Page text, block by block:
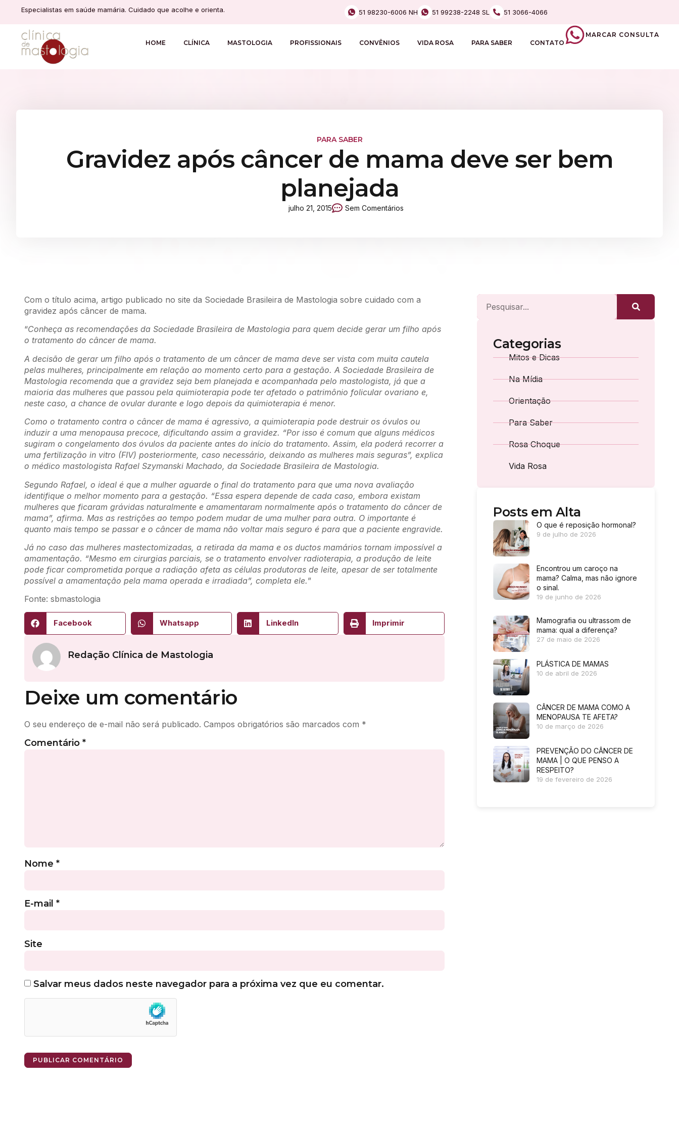
Especialistas em saúde mamária. Cuidado que acolhe e orienta. 51 98230-6006 NH 51 99238-2248 SL 51 3066-4066
HOME CLÍNICA MASTOLOGIA PROFISSIONAIS CONVÊNIOS VIDA ROSA PARA SABER CONTATO
MARCAR CONSULTA
PARA SABER
Gravidez após câncer de mama deve ser bem
planejada
julho 21, 2015 Sem Comentários
Com o título acima, artigo publicado no site da Sociedade Brasileira de Mastologia sobre cuidado com a
gravidez após câncer de mama.
“Conheça as recomendações da Sociedade Brasileira de Mastologia para quem decide gerar um filho após
o tratamento do câncer de mama.
A decisão de gerar um filho após o tratamento de um câncer de mama deve ser vista com muita cautela
pelas mulheres, principalmente em relação ao momento certo para a gestação. A Sociedade Brasileira de
Mastologia recomenda que a gravidez seja bem planejada e acompanhada pelo mastologista, já que a
maioria das mulheres que passou pela quimioterapia pode ter afetado o patrimônio folicular ovariano e,
neste caso, a chance de ovular durante e logo depois da quimioterapia é menor.
Como o tratamento contra o câncer de mama é agressivo, a quimioterapia pode destruir os óvulos ou
induzir a uma menopausa precoce, dificultando assim a gravidez. “Por isso é comum que alguns médicos
sugiram o congelamento dos óvulos da paciente antes do início do tratamento. Assim, ela poderá recorrer a
uma fertilização in vitro (FIV) posteriormente, caso necessário, deixando as mulheres mais seguras”, explica
o médico mastologista Rafael Szymanski Machado, da Sociedade Brasileira de Mastologia.
Segundo Rafael, o ideal é que a mulher aguarde o final do tratamento para que uma nova avaliação
identifique o melhor momento para a gestação. “Essa espera depende de cada caso, embora existam
mulheres que ficaram grávidas naturalmente e amamentaram normalmente após o tratamento do câncer de
mama”, afirma. Mas as restrições ao tempo podem mudar de uma mulher para outra. O importante é
quanto mais tempo se passar e o câncer de mama não voltar mais seguro é para que a paciente engravide.
Já no caso das mulheres mastectomizadas, a retirada da mama e os ductos mamários tornam impossível a
amamentação. “Mesmo em cirurgias parciais, se o tratamento envolver radioterapia, a produção de leite
pode ficar comprometida porque a radiação afeta as células produtoras de leite, apesar de ser totalmente
possível a amamentação pela mama operada e irradiada”, completa ele.”
Fonte: sbmastologia
Facebook Whatsapp LinkedIn Imprimir
Redação Clínica de Mastologia
Deixe um comentário
O seu endereço de e-mail não será publicado. Campos obrigatórios são marcados com *
Comentário *
Nome *
E-mail *
Site
Salvar meus dados neste navegador para a próxima vez que eu comentar.
Categorias
Mitos e Dicas
Na Mídia
Orientação
Para Saber
Rosa Choque
Vida Rosa
Posts em Alta
O que é reposição hormonal?
9 de julho de 2026
Encontrou um caroço na
mama? Calma, mas não ignore
o sinal.
19 de junho de 2026
Mamografia ou ultrassom de
mama: qual a diferença?
27 de maio de 2026
PLÁSTICA DE MAMAS
10 de abril de 2026
CÂNCER DE MAMA COMO A
MENOPAUSA TE AFETA?
10 de março de 2026
PREVENÇÃO DO CÂNCER DE
MAMA | O QUE PENSO A
RESPEITO?
19 de fevereiro de 2026